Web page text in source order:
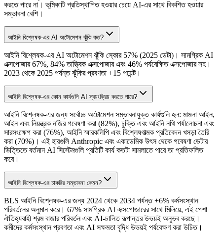
করতে পারে না। ভূমিকাটি প্রতিস্থাপিত হওয়ার চেয়ে AI-এর সাথে বিকশিত হওয়ার
সম্ভাবনা বেশি।
আইনি বিশ্লেষক-এর AI অটোমেশন ঝুঁকি কত?
আইনি বিশ্লেষক-এর AI অটোমেশন ঝুঁকি স্কোর 57% (2025 ডেটা)। সামগ্রিক AI
এক্সপোজার 67%, 84% তাত্ত্বিক এক্সপোজার এবং 46% পর্যবেক্ষিত এক্সপোজার সহ।
2023 থেকে 2025 পর্যন্ত ঝুঁকির প্রবণতা +15 পয়েন্ট।
আইনি বিশ্লেষক-এর কোন কার্যগুলি AI স্বয়ংক্রিয় করতে পারে?
আইনি বিশ্লেষক-এর জন্য সর্বোচ্চ অটোমেশন সম্ভাবনাযুক্ত কার্যগুলি হল: মামলা আইন,
আইন এবং নিয়ন্ত্রক নজির গবেষণা করা (82%), চুক্তি এবং আইনি নথি পর্যালোচনা এবং
সারসংক্ষেপ করা (76%), আইনি স্মারকলিপি এবং বিশ্লেষণাত্মক প্রতিবেদন খসড়া তৈরি
করা (70%)। এই হারগুলি Anthropic এবং একাডেমিক উৎস থেকে গবেষণা ডেটার
ভিত্তিতে বর্তমান AI সিস্টেমগুলি প্রতিটি কার্য কতটা সামলাতে পারে তা প্রতিফলিত
করে।
আইনি বিশ্লেষক-এর চাকরির সম্ভাবনা কেমন?
BLS আইনি বিশ্লেষক-এর জন্য 2024 থেকে 2034 পর্যন্ত +6% কর্মসংস্থান
পরিবর্তনের অনুমান করে। 67% সামগ্রিক AI এক্সপোজারের সাথে মিলিয়ে, এই পেশা
ঐতিহ্যবাহী শ্রম বাজার পরিবর্তন এবং AI-চালিত রূপান্তর উভয়ই অনুভব করছে।
কর্মীদের কর্মসংস্থান প্রবণতা এবং AI সক্ষমতা বৃদ্ধি উভয়ই পর্যবেক্ষণ করা উচিত।